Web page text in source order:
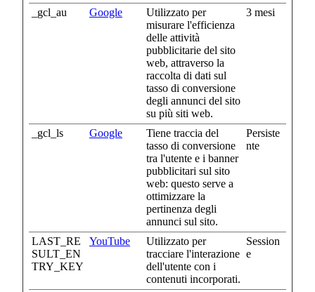
_gcl_au Google
Utilizzato per
misurare l'efficienza
delle attività
pubblicitarie del sito
web, attraverso la
raccolta di dati sul
tasso di conversione
degli annunci del sito
su più siti web.
3 mesi
_gcl_ls Google
Tiene traccia del
tasso di conversione
tra l'utente e i banner
pubblicitari sul sito
web: questo serve a
ottimizzare la
pertinenza degli
annunci sul sito.
Persiste
nte
LAST_RE
SULT_EN
TRY_KEY
YouTube
Utilizzato per
tracciare l'interazione
dell'utente con i
contenuti incorporati.
Session
e